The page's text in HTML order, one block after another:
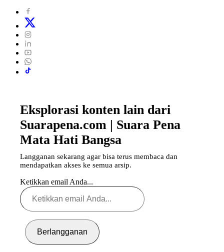
Eksplorasi konten lain dari
Suarapena.com | Suara Pena
Mata Hati Bangsa
Langganan sekarang agar bisa terus membaca dan
mendapatkan akses ke semua arsip.
Ketikkan email Anda...
Berlangganan